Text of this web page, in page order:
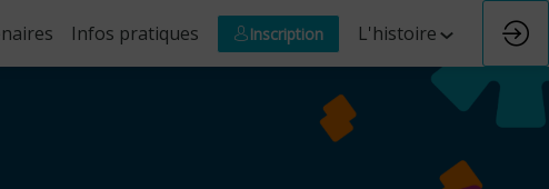
Infos pratiques Inscription L'histoire